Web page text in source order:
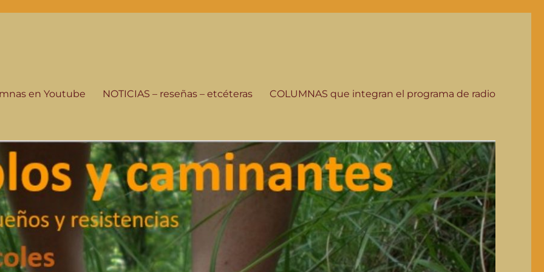
en Youtube NOTICIAS – reseñas – etcéteras COLUMNAS que integran el programa de radio